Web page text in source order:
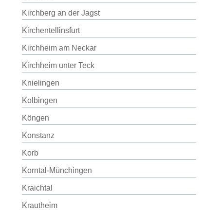
Kirchberg an der Jagst
Kirchentellinsfurt
Kirchheim am Neckar
Kirchheim unter Teck
Knielingen
Kolbingen
Köngen
Konstanz
Korb
Korntal-Münchingen
Kraichtal
Krautheim